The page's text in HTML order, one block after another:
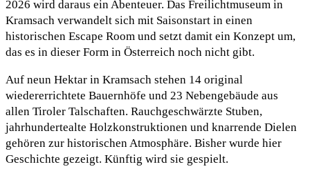
2026 wird daraus ein Abenteuer. Das Freilichtmuseum in
Kramsach verwandelt sich mit Saisonstart in einen
historischen Escape Room und setzt damit ein Konzept um,
das es in dieser Form in Österreich noch nicht gibt.
Auf neun Hektar in Kramsach stehen 14 original
wiedererrichtete Bauernhöfe und 23 Nebengebäude aus
allen Tiroler Talschaften. Rauchgeschwärzte Stuben,
jahrhundertealte Holzkonstruktionen und knarrende Dielen
gehören zur historischen Atmosphäre. Bisher wurde hier
Geschichte gezeigt. Künftig wird sie gespielt.